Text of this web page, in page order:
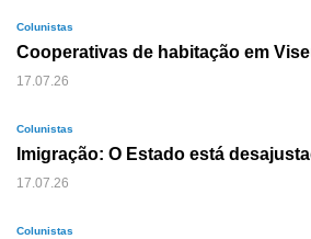
Colunistas
Cooperativas de habitação em
17.07.26
Colunistas
Imigração: O Estado está
17.07.26
Colunistas